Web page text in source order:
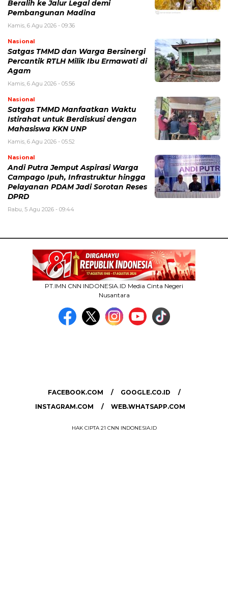
Beralih ke Jalur Legal demi
Pembangunan Madina
Kamis, 6 Agu 2026 - 09:36
Nasional
Satgas TMMD dan Warga Bersinergi
Percantik RTLH Milik Ibu Ermawati di
Agam
Kamis, 6 Agu 2026 - 05:56
Nasional
Satgas TMMD Manfaatkan Waktu
Istirahat untuk Berdiskusi dengan
Mahasiswa KKN UNP
Kamis, 6 Agu 2026 - 05:52
Nasional
Andi Putra Jemput Aspirasi Warga
Campago Ipuh, Infrastruktur hingga
Pelayanan PDAM Jadi Sorotan Reses
DPRD
Rabu, 5 Agu 2026 - 09:44
PT.IMN CNN INDONESIA.ID Media Cinta Negeri
Nusantara
FACEBOOK.COM
GOOGLE.CO.ID
INSTAGRAM.COM
WEB.WHATSAPP.COM
HAK CIPTA 21 CNN INDONESIA.ID